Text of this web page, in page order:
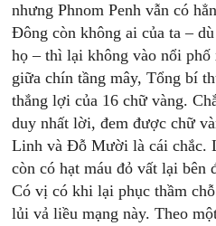
nhưng Phnom Penh vẫn có
Đông còn không ai của ta –
họ – thì lại không vào nổi phố
giữa chín tầng mây, Tổng bí
thắng lợi của 16 chữ vàng.
duy nhất lời, đem được chữ
Linh và Đỗ Mười là cái chắc.
còn có hạt máu đỏ vất lại bên
Có vị có khi lại phục thầm
lủi vả liều mạng này. Theo